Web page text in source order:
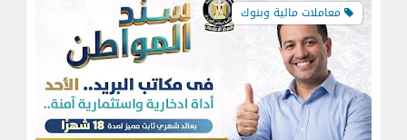
معاملات مالية وبنوك